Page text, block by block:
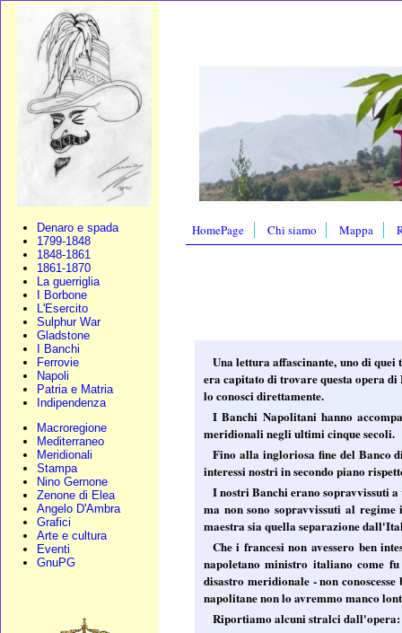
Denaro e spada
1799-1848
1848-1861
1861-1870
La guerriglia
I Borbone
L'Esercito
Sulphur War
Gladstone
I Banchi
Ferrovie
Napoli
Patria e Matria
Indipendenza
Macroregione
Mediterraneo
Meridionali
Stampa
Nino Gernone
Zenone di Elea
Angelo D'Ambra
Grafici
Arte e cultura
Eventi
GnuPG
HomePage Chi siamo Mappa
Una lettura affascinante, uno di
era capitato di trovare questa opera
lo conosci direttamente.
I Banchi Napolitani hanno
meridionali negli ultimi cinque secoli.
Fino alla ingloriosa fine del Banco
interessi nostri in secondo piano
I nostri Banchi erano sopravvissuti
ma non sono sopravvissuti al
maestra sia quella separazione
Che i francesi non avessero ben
napoletano ministro italiano come
disastro meridionale - non
napolitane non lo avremmo manco
Riportiamo alcuni stralci dall'opera: